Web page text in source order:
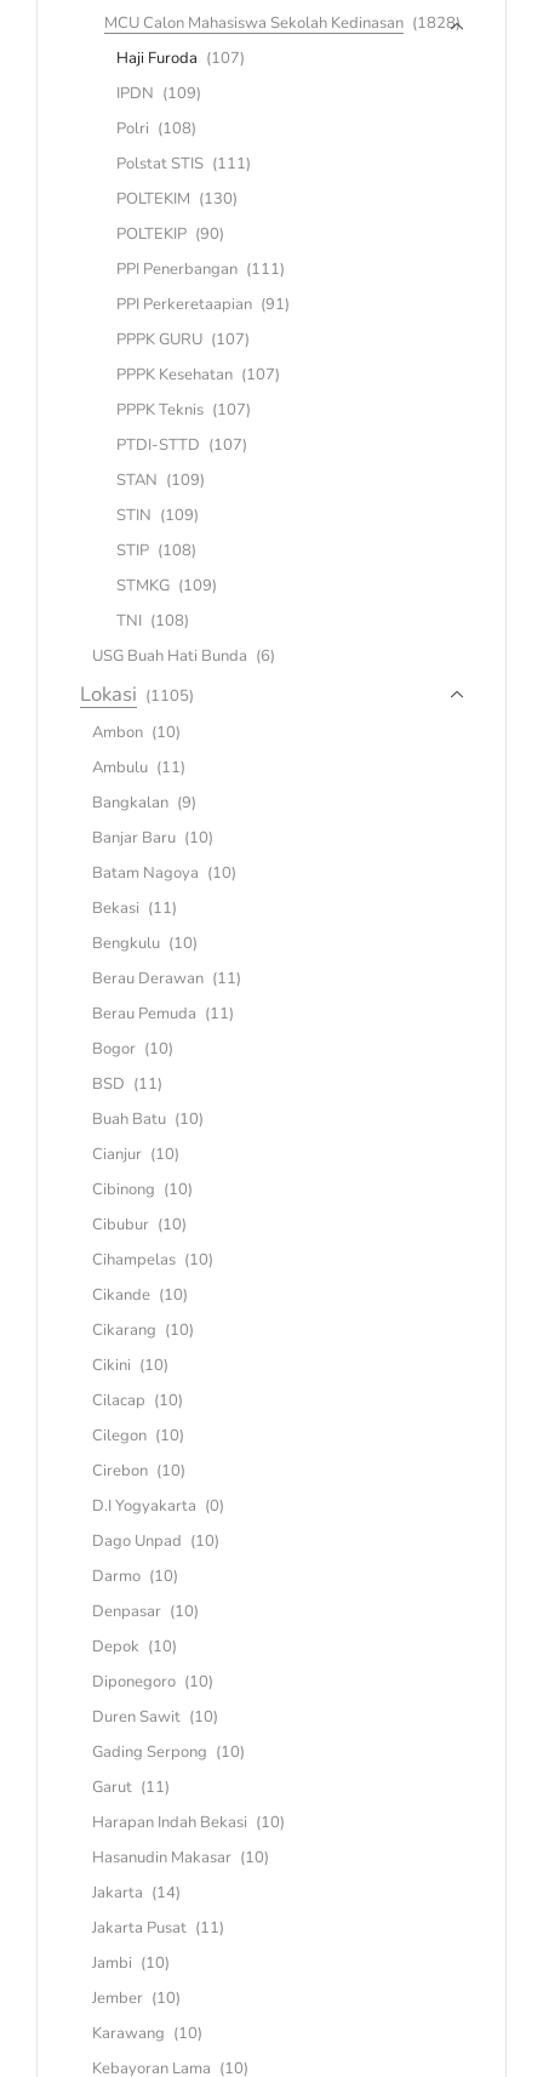
MCU Calon Mahasiswa Sekolah Kedinasan (1828)
Haji Furoda (107)
IPDN (109)
Polri (108)
Polstat STIS (111)
POLTEKIM (130)
POLTEKIP (90)
PPI Penerbangan (111)
PPI Perkeretaapian (91)
PPPK GURU (107)
PPPK Kesehatan (107)
PPPK Teknis (107)
PTDI-STTD (107)
STAN (109)
STIN (109)
STIP (108)
STMKG (109)
TNI (108)
USG Buah Hati Bunda (6)
Lokasi (1105)
Ambon (10)
Ambulu (11)
Bangkalan (9)
Banjar Baru (10)
Batam Nagoya (10)
Bekasi (11)
Bengkulu (10)
Berau Derawan (11)
Berau Pemuda (11)
Bogor (10)
BSD (11)
Buah Batu (10)
Cianjur (10)
Cibinong (10)
Cibubur (10)
Cihampelas (10)
Cikande (10)
Cikarang (10)
Cikini (10)
Cilacap (10)
Cilegon (10)
Cirebon (10)
D.I Yogyakarta (0)
Dago Unpad (10)
Darmo (10)
Denpasar (10)
Depok (10)
Diponegoro (10)
Duren Sawit (10)
Gading Serpong (10)
Garut (11)
Harapan Indah Bekasi (10)
Hasanudin Makasar (10)
Jakarta (14)
Jakarta Pusat (11)
Jambi (10)
Jember (10)
Karawang (10)
Kebayoran Lama (10)